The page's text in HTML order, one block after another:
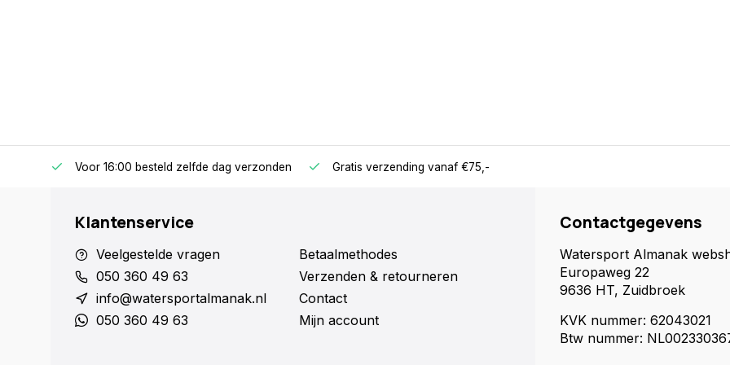
Voor 16:00 besteld zelfde dag verzonden Gratis verzending vanaf €75,-
Klantenservice
Veelgestelde vragen
050 360 49 63
info@watersportalmanak.nl
050 360 49 63
Betaalmethodes
Verzenden & retourneren
Contact
Mijn account
Contactgegevens
Watersport Almanak
Europaweg 22
9636 HT, Zuidbroek
KVK nummer: 62043021
Btw nummer: